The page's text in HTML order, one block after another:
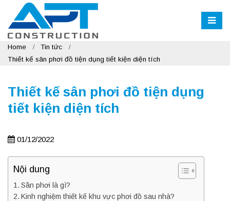
Home
Tin tức
Thiết kế sân phơi đồ tiện dụng tiết kiện diện tích
Thiết kế sân phơi đồ tiện dụng
tiết kiện diện tích
01/12/2022
Nội dung
Sân phơi là gì?
Kinh nghiệm thiết kế khu vực phơi đồ sau nhà?